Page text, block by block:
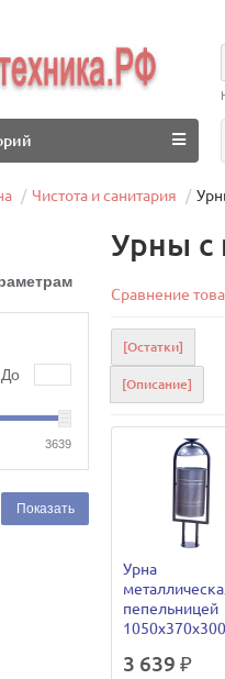
Чистота и санитария
До
3639
Показать
Урны с
Сравнение
[Остатки]
[Описание]
Урна
пепельницей
3 639 ₽